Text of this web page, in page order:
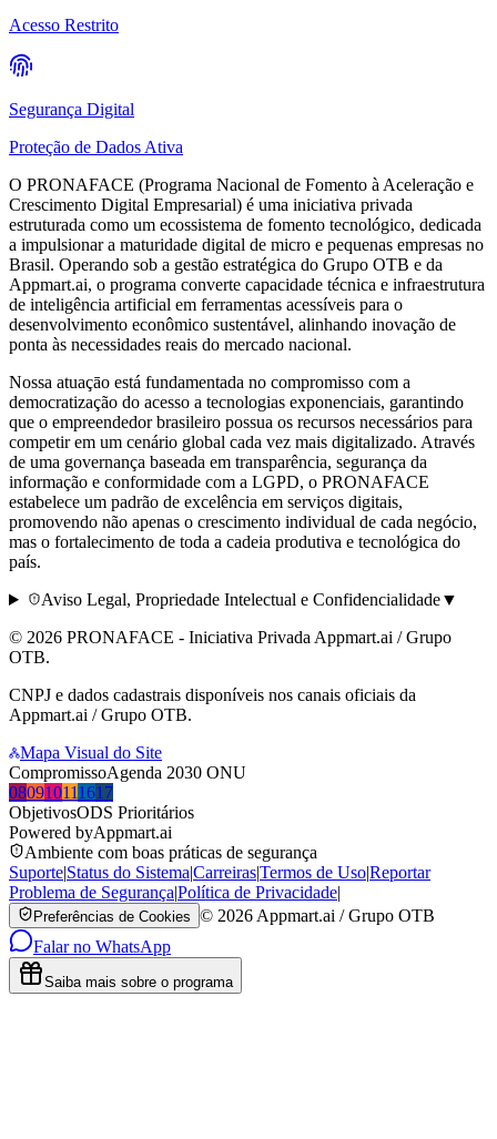
Acesso Restrito
Segurança Digital
Proteção de Dados Ativa
O PRONAFACE (Programa Nacional de Fomento à Aceleração e
Crescimento Digital Empresarial) é uma iniciativa privada
estruturada como um ecossistema de fomento tecnológico, dedicada
a impulsionar a maturidade digital de micro e pequenas empresas no
Brasil. Operando sob a gestão estratégica do Grupo OTB e da
Appmart.ai, o programa converte capacidade técnica e infraestrutura
de inteligência artificial em ferramentas acessíveis para o
desenvolvimento econômico sustentável, alinhando inovação de
ponta às necessidades reais do mercado nacional.
Nossa atuaçāo está fundamentada no compromisso com a
democratização do acesso a tecnologias exponenciais, garantindo
que o empreendedor brasileiro possua os recursos necessários para
competir em um cenário global cada vez mais digitalizado. Através
de uma governança baseada em transparência, segurança da
informação e conformidade com a LGPD, o PRONAFACE
estabelece um padrão de excelência em serviços digitais,
promovendo não apenas o crescimento individual de cada negócio,
mas o fortalecimento de toda a cadeia produtiva e tecnológica do
país.
Aviso Legal, Propriedade Intelectual e Confidencialidade▼
© 2026 PRONAFACE - Iniciativa Privada Appmart.ai / Grupo
OTB.
CNPJ e dados cadastrais disponíveis nos canais oficiais da
Appmart.ai / Grupo OTB.
Mapa Visual do Site
CompromissoAgenda 2030 ONU
080910111617
ObjetivosODS Prioritários
Powered byAppmart.ai
Ambiente com boas práticas de segurança
Suporte|Status do Sistema|Carreiras|Termos de Uso|Reportar
Problema de Segurança|Política de Privacidade|
Preferências de Cookies © 2026 Appmart.ai / Grupo OTB
Falar no WhatsApp
Saiba mais sobre o programa